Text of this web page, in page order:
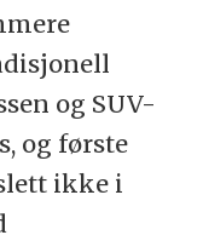
og SUV-
og første
ikke i